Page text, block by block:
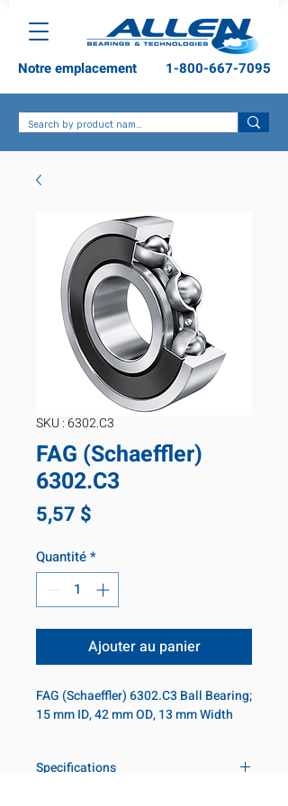
1-800-667-7095
Notre emplacement
SKU : 6302.C3
FAG (Schaeffler)
6302.C3
5,57 $
Quantité*
Ajouter au panier
FAG (Schaeffler) 6302.C3 Ball Bearing;
15 mm ID, 42 mm OD, 13 mm Width
Specifications